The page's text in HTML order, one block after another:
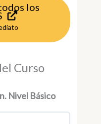
los
Curso
Nivel Básico